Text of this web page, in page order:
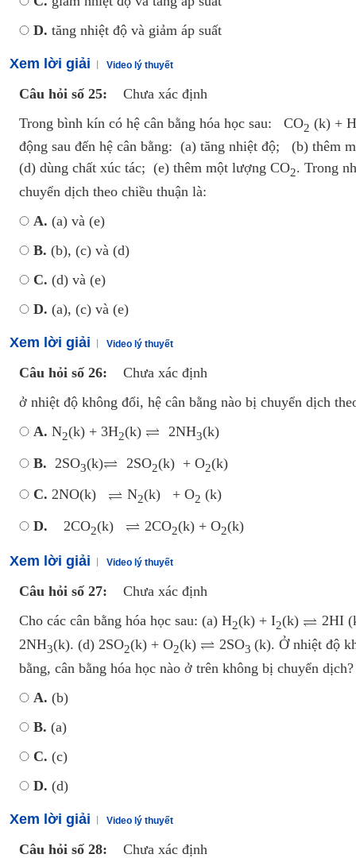
D. tăng nhiệt độ và giảm áp suất
Xem lời giải Video lý thuyết
Câu hỏi số 25:
Chưa xác định
Trong bình kín có hệ cân bằng hóa học sau: CO2 (k) + H
động sau đến hệ cân bằng: (a) tăng nhiệt độ; (b) thêm
(d) dùng chất xúc tác; (e) thêm một lượng CO2. Trong
chuyển dịch theo chiều thuận là:
A. (a) và (e)
B. (b), (c) và (d)
C. (d) và (e)
D. (a), (c) và (e)
Xem lời giải Video lý thuyết
Câu hỏi số 26:
Chưa xác định
ở nhiệt độ không đổi, hệ cân bằng nào bị chuyển dịch
A. N2(k) + 3H2(k) 2NH3(k)
B. 2SO3(k) 2SO2(k) + O2(k)
C. 2NO(k) N2(k) + O­2 (k)
D. 2CO2(k) 2CO2(k) + O2(k)
Xem lời giải Video lý thuyết
Câu hỏi số 27:
Chưa xác định
Cho các cân bằng hóa học sau: (a) H2(k) + I2(k)
2HI
2NH3(k). (d) 2SO2(k) + O2(k) 2SO3 (k). Ở nhiệt độ
bằng, cân bằng hóa học nào ở trên không bị chuyển dịch?
A. (b)
B. (a)
C. (c)
D. (d)
Xem lời giải Video lý thuyết
Câu hỏi số 28:
Chưa xác định